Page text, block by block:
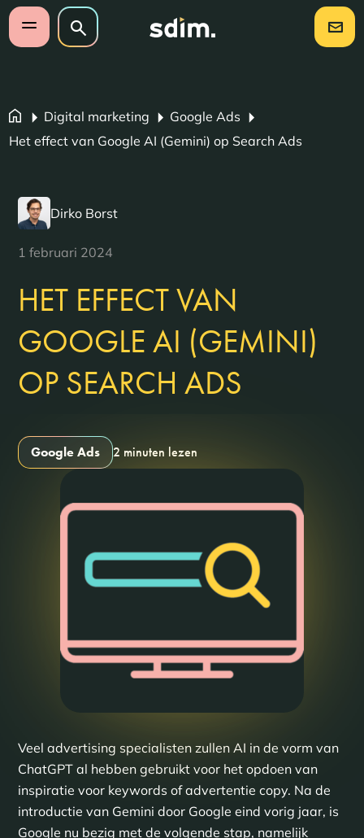
Navigatie overslaan
Open mobiel menu
Zoeken op website
Zoeken
Digital marketing
Google Ads
Het effect van Google AI (Gemini) op Search Ads
Dirko Borst
1 februari 2024
HET EFFECT VAN
GOOGLE AI (GEMINI)
OP SEARCH ADS
Google Ads 2 minuten lezen
Veel advertising specialisten zullen AI in de vorm van
ChatGPT al hebben gebruikt voor het opdoen van
inspiratie voor keywords of advertentie copy. Na de
introductie van Gemini door Google eind vorig jaar, is
Google nu bezig met de volgende stap, namelijk